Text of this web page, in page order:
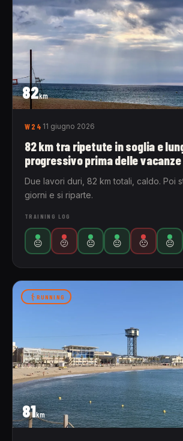
82km
W24 11 giugno 2026
82 km tra ripetute in soglia e
progressivo prima delle vacanze
Due lavori duri, 82 km totali, caldo. Poi
giorni e si riparte.
TRAINING LOG
😐 🫤 😐 😐 🙁 😐
81km
RUNNING